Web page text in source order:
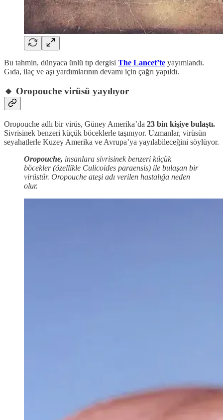
Bu tahmin, dünyaca ünlü tıp dergisi The Lancet’te yayımlandı.
Gıda, ilaç ve aşı yardımlarının devamı için çağrı yapıldı.
🔹 Oropouche virüsü yayılıyor
Oropouche adlı bir virüs, Güney Amerika’da 23 bin kişiye bulaştı.
Sivrisinek benzeri küçük böceklerle taşınıyor. Uzmanlar, virüsün
seyahatlerle Kuzey Amerika ve Avrupa’ya yayılabileceğini söylüyor.
Oropouche, insanlara sivrisinek benzeri küçük
böcekler (özellikle Culicoides paraensis) ile bulaşan bir
virüstür. Oropouche ateşi adı verilen hastalığa neden
olur.